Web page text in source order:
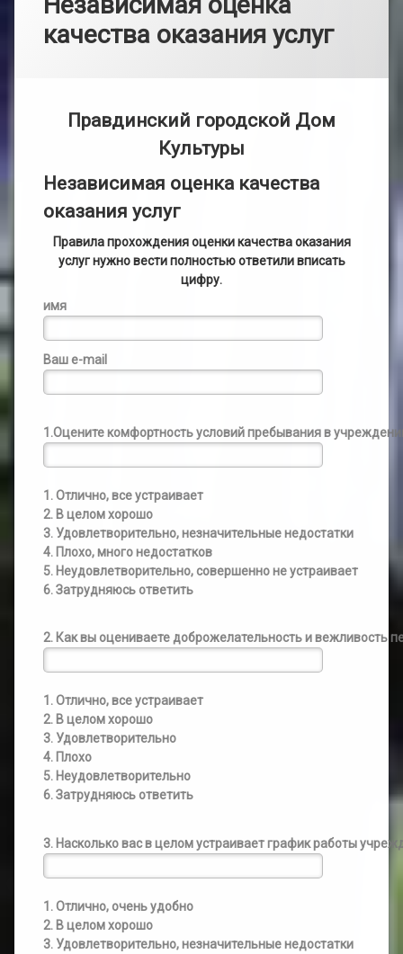
качества оказания услуг
Правдинский городской Дом
Культуры
Независимая оценка качества
оказания услуг
Правила прохождения оценки качества оказания
услуг нужно вести полностью ответили вписать
цифру.
имя
Ваш e-mail
1.Оцените комфортность условий пребывания в
1. Отлично, все устраивает
2. В целом хорошо
3. Удовлетворительно, незначительные недостатки
4. Плохо, много недостатков
5. Неудовлетворительно, совершенно не устраивает
6. Затрудняюсь ответить
2. Как вы оцениваете доброжелательность и вежливость
1. Отлично, все устраивает
2. В целом хорошо
3. Удовлетворительно
4. Плохо
5. Неудовлетворительно
6. Затрудняюсь ответить
3. Насколько вас в целом устраивает график работы
1. Отлично, очень удобно
2. В целом хорошо
3. Удовлетворительно, незначительные недостатки